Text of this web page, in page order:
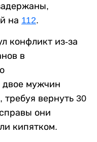
на 112.
конфликт из-за
в
мужчин
вернуть 30
они
кипятком.